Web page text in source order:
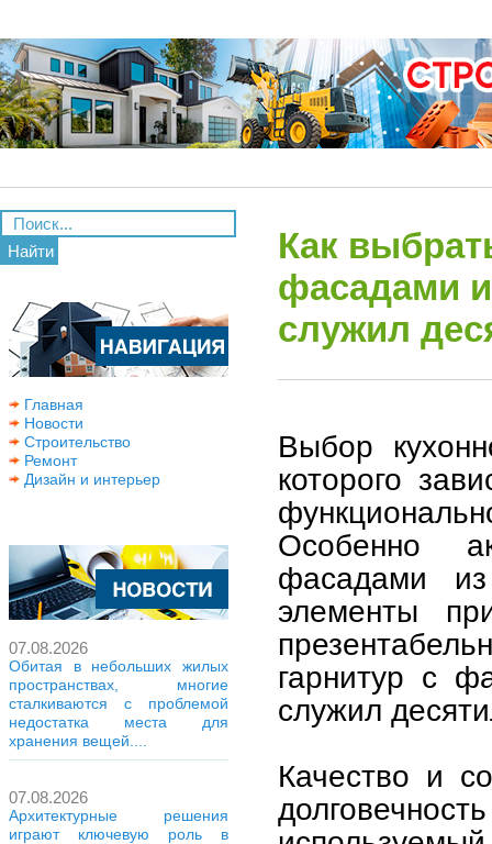
Найти
Главная
Новости
Строительство
Ремонт
Дизайн и интерьер
07.08.2026
Обитая в небольших жилых
пространствах, многие
сталкиваются с проблемой
недостатка места для
хранения вещей....
07.08.2026
Архитектурные решения
играют ключевую роль в
Как
фасадами
служил
Выбор
которого
Особенно
фасадами
элементы
гарнитур с
служил
Качество и